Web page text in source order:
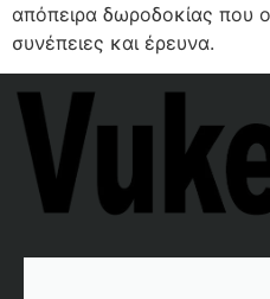
απόπειρα δωροδοκίας που
συνέπειες και έρευνα.